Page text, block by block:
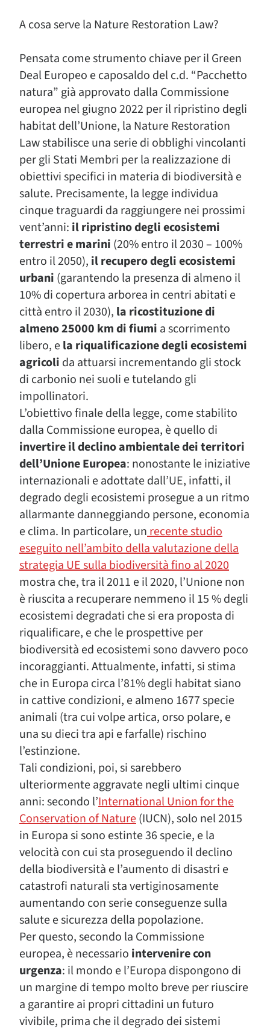
A cosa serve la Nature Restoration Law?
Pensata come strumento chiave per il Green
Deal Europeo e caposaldo del c.d. “Pacchetto
natura” già approvato dalla Commissione
europea nel giugno 2022 per il ripristino degli
habitat dell’Unione, la Nature Restoration
Law stabilisce una serie di obblighi vincolanti
per gli Stati Membri per la realizzazione di
obiettivi specifici in materia di biodiversità e
salute. Precisamente, la legge individua
cinque traguardi da raggiungere nei prossimi
vent’anni: il ripristino degli ecosistemi
terrestri e marini (20% entro il 2030 – 100%
entro il 2050), il recupero degli ecosistemi
urbani (garantendo la presenza di almeno il
10% di copertura arborea in centri abitati e
città entro il 2030), la ricostituzione di
almeno 25000 km di fiumi a scorrimento
libero, ela riqualificazione degli ecosistemi
agricoli da attuarsi incrementando gli stock
di carbonio nei suoli e tutelando gli
impollinatori.
L’obiettivo finale della legge, come stabilito
dalla Commissione europea, è quello di
invertire il declino ambientale dei territori
dell’Unione Europea: nonostante le iniziative
internazionali e adottate dall’UE, infatti, il
degrado degli ecosistemi prosegue a un ritmo
allarmante danneggiando persone, economia
e clima. In particolare, unrecente studio
eseguito nell’ambito della valutazione della
strategia UE sulla biodiversità fino al 2020
mostra che, tra il 2011 e il 2020, l’Unione non
è riuscita a recuperare nemmeno il 15 % degli
ecosistemi degradati che si era proposta di
riqualificare, e che le prospettive per
biodiversità ed ecosistemi sono davvero poco
incoraggianti. Attualmente, infatti, si stima
che in Europa circa l’81% degli habitat siano
in cattive condizioni, e almeno 1677 specie
animali (tra cui volpe artica, orso polare, e
una su dieci tra api e farfalle) rischino
l’estinzione.
Tali condizioni, poi, si sarebbero
ulteriormente aggravate negli ultimi cinque
anni: secondo l’International Union for the
Conservation of Nature(IUCN), solo nel 2015
in Europa si sono estinte 36 specie, e la
velocità con cui sta proseguendo il declino
della biodiversità e l’aumento di disastri e
catastrofi naturali sta vertiginosamente
aumentando con serie conseguenze sulla
salute e sicurezza della popolazione.
Per questo, secondo la Commissione
europea, è necessario intervenire con
urgenza: il mondo e l’Europa dispongono di
un margine di tempo molto breve per riuscire
a garantire ai propri cittadini un futuro
vivibile, prima che il degrado dei sistemi